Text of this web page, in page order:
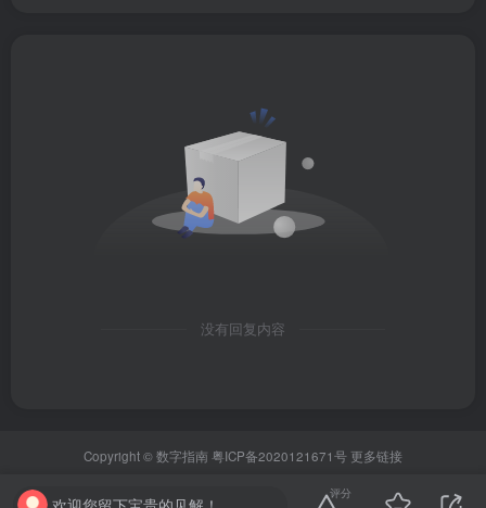
没有回复内容
Copyright ©数字指南 粤ICP备2020121671号 更多链接
评分